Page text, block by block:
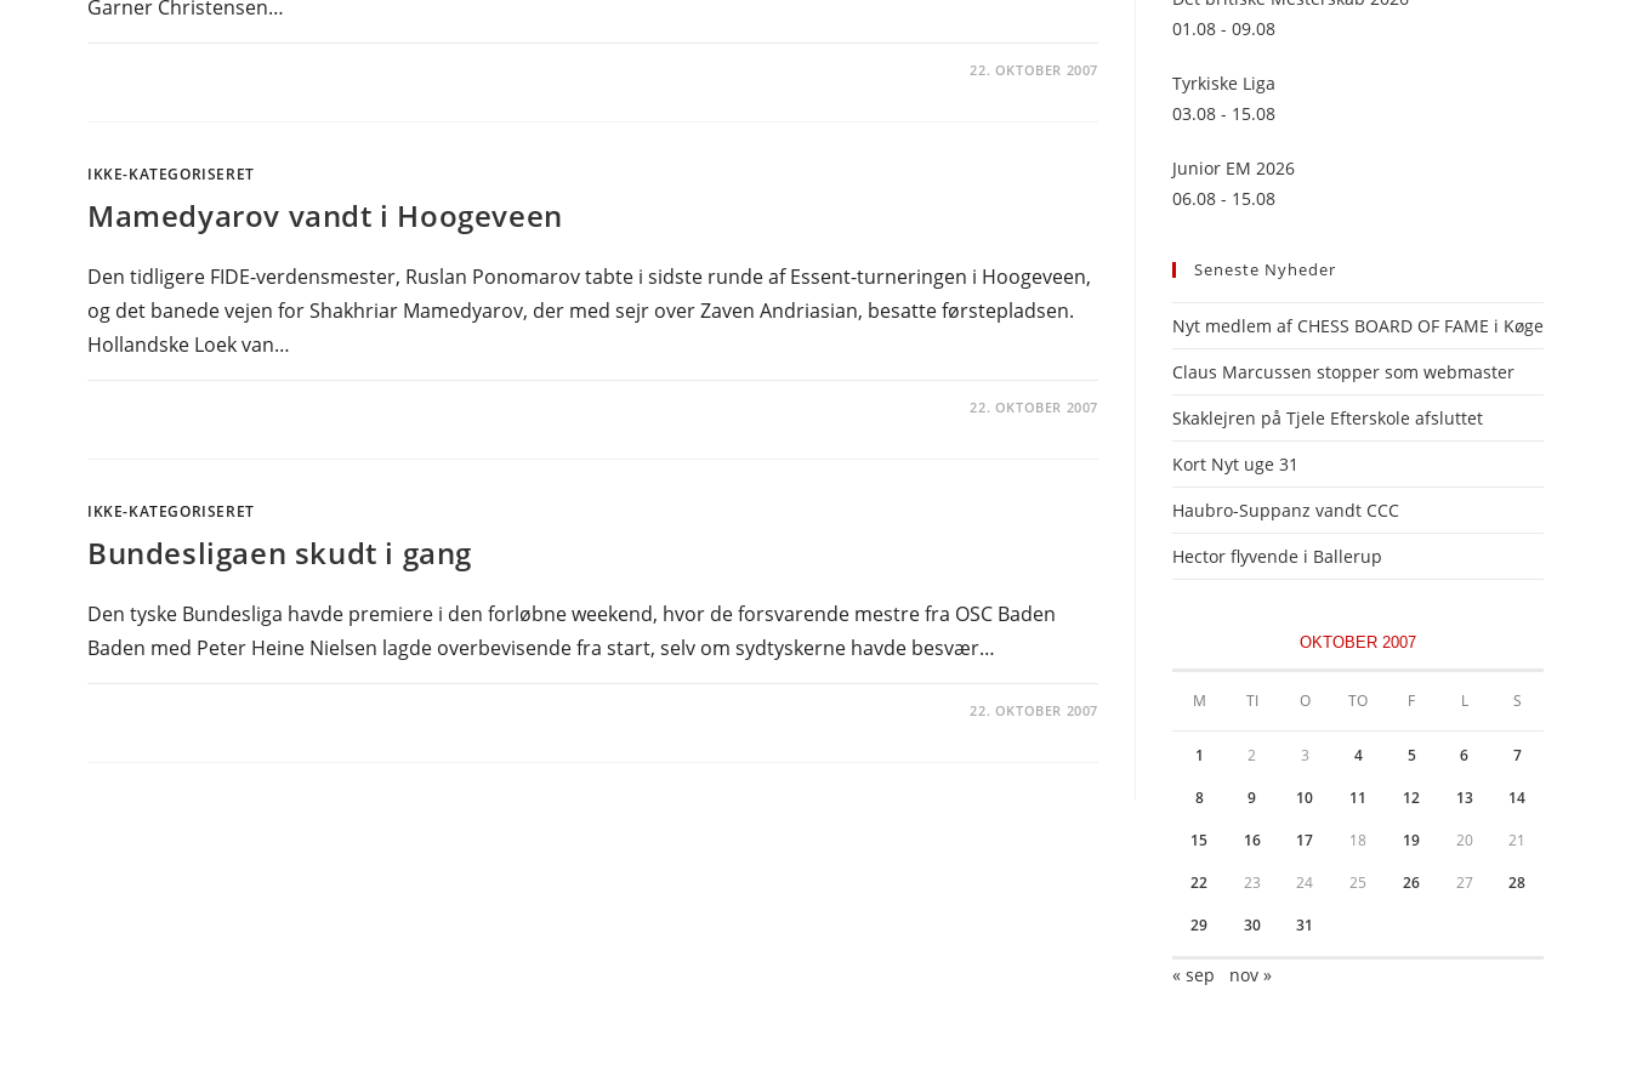
Garner Christensen…
22. OKTOBER 2007
IKKE-KATEGORISERET
Mamedyarov vandt i Hoogeveen
Den tidligere FIDE-verdensmester, Ruslan Ponomarov tabte i sidste runde af Essent-turneringen i Hoogeveen,
og det banede vejen for Shakhriar Mamedyarov, der med sejr over Zaven Andriasian, besatte førstepladsen.
Hollandske Loek van…
22. OKTOBER 2007
IKKE-KATEGORISERET
Bundesligaen skudt i gang
Den tyske Bundesliga havde premiere i den forløbne weekend, hvor de forsvarende mestre fra OSC Baden
Baden med Peter Heine Nielsen lagde overbevisende fra start, selv om sydtyskerne havde besvær…
22. OKTOBER 2007
01.08 - 09.08
Tyrkiske Liga
03.08 - 15.08
Junior EM 2026
06.08 - 15.08
Seneste Nyheder
Nyt medlem af CHESS BOARD OF FAME i Køge
Claus Marcussen stopper som webmaster
Skaklejren på Tjele Efterskole afsluttet
Kort Nyt uge 31
Haubro-Suppanz vandt CCC
Hector flyvende i Ballerup
OKTOBER 2007
M TI O TO F L S
1 2 3 4 5 6 7
8 9 10 11 12 13 14
15 16 17 18 19 20 21
22 23 24 25 26 27 28
29 30 31
« sep nov »